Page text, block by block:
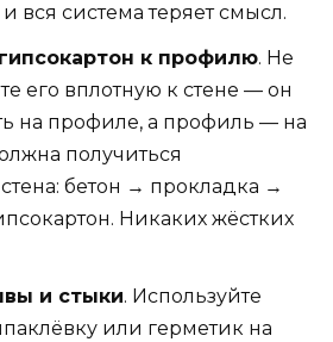
вся система теряет смысл.
к профилю. Не
его вплотную к стене — он
на профиле, а профиль — на
получиться
бетон → прокладка →
Никаких жёстких
и стыки. Используйте
или герметик на